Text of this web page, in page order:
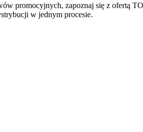
promocyjnych, zapoznaj się z ofertą
w jednym procesie.